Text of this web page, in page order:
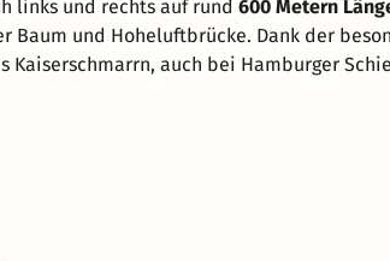
links und rechts auf rund 600 Metern
Baum und Hoheluftbrücke. Dank der
Kaiserschmarrn, auch bei Hamburger